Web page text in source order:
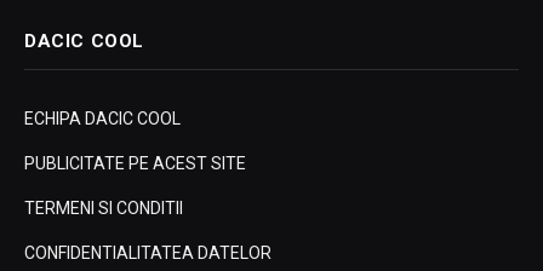
DACIC COOL
ECHIPA DACIC COOL
PUBLICITATE PE ACEST SITE
TERMENI SI CONDITII
CONFIDENTIALITATEA DATELOR